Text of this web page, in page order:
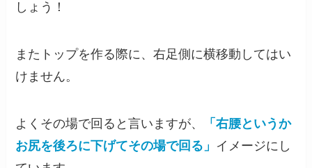
しょう！
またトップを作る際に、右足側に横移動してはい
けません。
よくその場で回ると言いますが、
「右腰というか
お尻を後ろに下げてその場で回る」 イメージにし